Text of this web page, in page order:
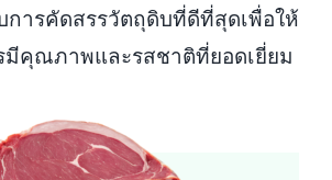
ารคัดสรรวัตถุดิบที่ดีที่สุดเพื่อให้
คุณภาพและรสชาติที่ยอดเยี่ยม